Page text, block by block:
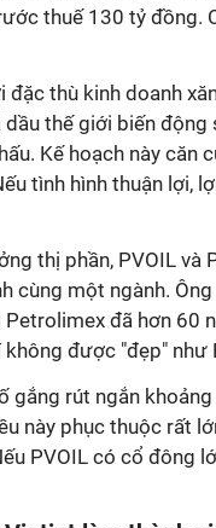
thuế 130 tỷ đồng.
đặc thù kinh doanh
thế giới biến
Kế hoạch này căn
tình hình thuận lợi,
thị phần, PVOIL
cùng một ngành.
đã hơn 60
không được "đẹp" như
gắng rút ngắn
này phục thuộc rất
PVOIL có cổ đông